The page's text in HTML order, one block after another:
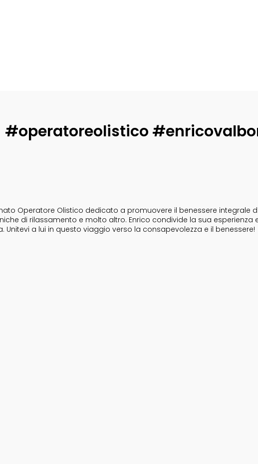
#operatoreolistico
Operatore Olistico dedicato a promuovere il benessere
di rilassamento e molto altro. Enrico condivide la sua
a lui in questo viaggio verso la consapevolezza e il benessere!